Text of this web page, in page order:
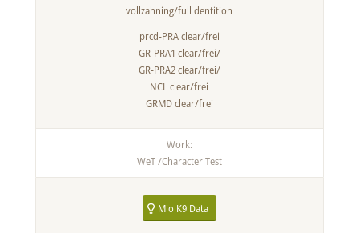
vollzahning/full dentition
prcd-PRA clear/frei
GR-PRA1 clear/frei/
GR-PRA2 clear/frei/
NCL clear/frei
GRMD clear/frei
Work:
WeT /Character Test
Mio K9 Data